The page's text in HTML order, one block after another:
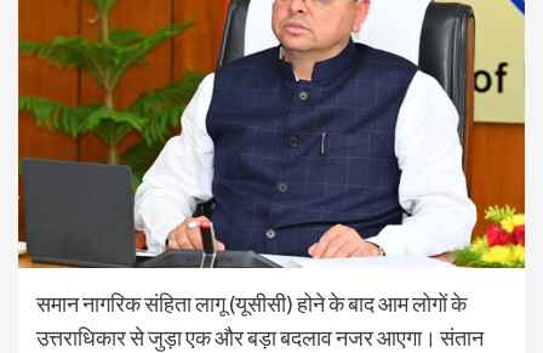
समान नागरिक संहिता लागू (यूसीसी) होने के बाद आम लोगों के
उत्तराधिकार से जुड़ा एक और बड़ा बदलाव नजर आएगा। संतान